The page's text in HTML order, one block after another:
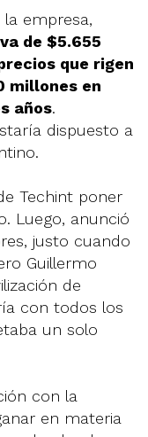
la empresa,
de $5.655
que rigen
millones en
años.
dispuesto a
Techint poner
Luego, anunció
justo cuando
Guillermo
de
con todos los
un solo
con la
en materia